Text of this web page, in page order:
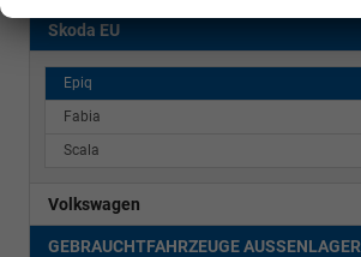
Skoda EU
Epiq
Fabia
Scala
Volkswagen
GEBRAUCHTFAHRZEUGE AUSSENLAGER